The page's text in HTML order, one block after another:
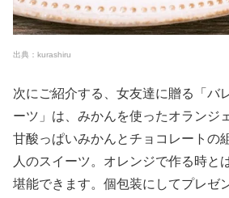
出典：kurashiru
次にご紹介する、女友達に贈る「バ
ーツ」は、みかんを使ったオランジ
甘酸っぱいみかんとチョコレートの
人のスイーツ。オレンジで作る時と
堪能できます。個包装にしてプレゼ